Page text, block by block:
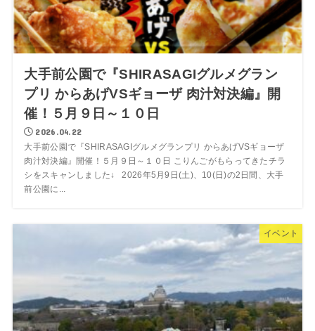
大手前公園で『SHIRASAGIグルメグラン
プリ からあげVSギョーザ 肉汁対決編』開
催！５月９日～１０日
2026.04.22
大手前公園で『SHIRASAGIグルメグランプリ からあげVSギョーザ
肉汁対決編』開催！５月９日～１０日 こりんごがもらってきたチラ
シをスキャンしました↓ 2026年5月9日(土)、10(日)の2日間、大手
前公園に...
イベント